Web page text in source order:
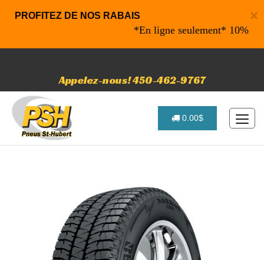
×
PROFITEZ DE NOS RABAIS
*En ligne seulement* 10% de
Appelez-nous! 450-462-9767
0.00$